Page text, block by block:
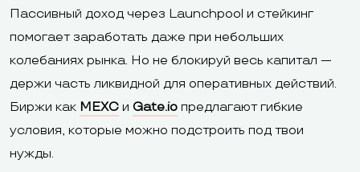
Пассивный доход через Launchpool и стейкинг
помогает заработать даже при небольших
колебаниях рынка. Но не блокируй весь капитал —
держи часть ликвидной для оперативных действий.
Биржи как MEXC и Gate.io предлагают гибкие
условия, которые можно подстроить под твои
нужды.